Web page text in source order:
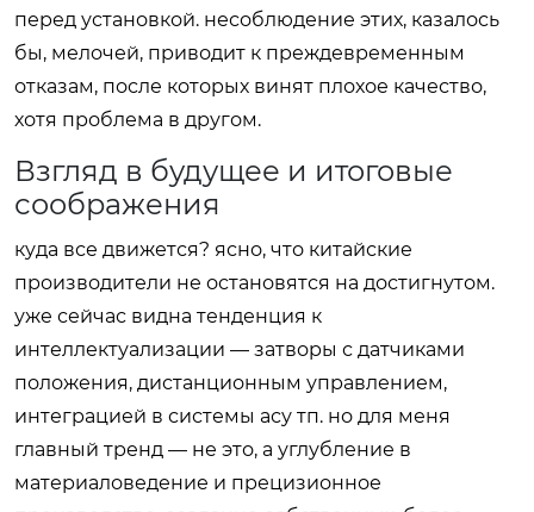
перед установкой. несоблюдение этих, казалось
бы, мелочей, приводит к преждевременным
отказам, после которых винят плохое качество,
хотя проблема в другом.
Взгляд в будущее и итоговые
соображения
куда все движется? ясно, что китайские
производители не остановятся на достигнутом.
уже сейчас видна тенденция к
интеллектуализации — затворы с датчиками
положения, дистанционным управлением,
интеграцией в системы асу тп. но для меня
главный тренд — не это, а углубление в
материаловедение и прецизионное